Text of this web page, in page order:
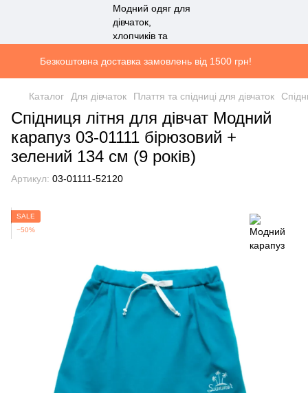
Безкоштовна доставка замовлень від 1500 грн!
Каталог Для дівчаток Плаття та спідниці для дівчаток
Спідниця літня для дівчат Модний
карапуз 03-01111 бірюзовий +
зелений 134 см (9 років)
Артикул: 03-01111-52120
SALE
−50%